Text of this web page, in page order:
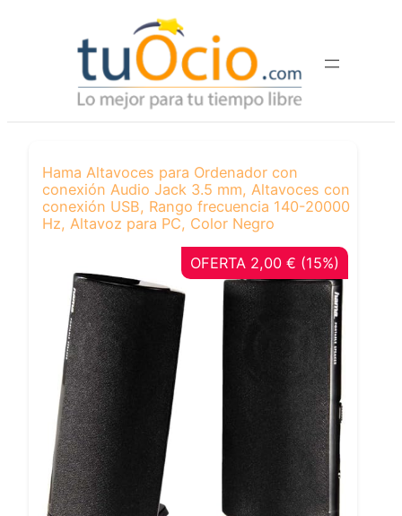
Hama Altavoces para Ordenador con
conexión Audio Jack 3.5 mm, Altavoces con
conexión USB, Rango frecuencia 140-20000
Hz, Altavoz para PC, Color Negro
OFERTA 2,00 € (15%)